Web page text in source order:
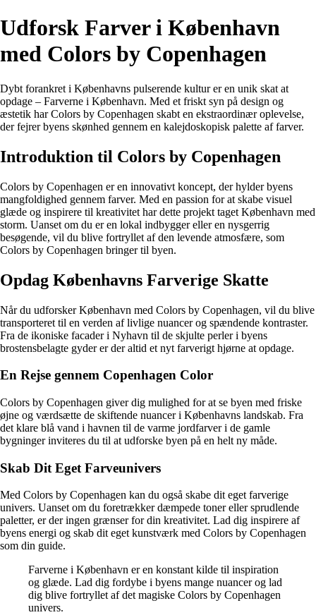
Udforsk Farver i København
med Colors by Copenhagen
Dybt forankret i Københavns pulserende kultur er en unik skat at
opdage – Farverne i København. Med et friskt syn på design og
æstetik har Colors by Copenhagen skabt en ekstraordinær oplevelse,
der fejrer byens skønhed gennem en kalejdoskopisk palette af farver.
Introduktion til Colors by Copenhagen
Colors by Copenhagen er en innovativt koncept, der hylder byens
mangfoldighed gennem farver. Med en passion for at skabe visuel
glæde og inspirere til kreativitet har dette projekt taget København med
storm. Uanset om du er en lokal indbygger eller en nysgerrig
besøgende, vil du blive fortryllet af den levende atmosfære, som
Colors by Copenhagen bringer til byen.
Opdag Københavns Farverige Skatte
Når du udforsker København med Colors by Copenhagen, vil du blive
transporteret til en verden af ​​livlige nuancer og spændende kontraster.
Fra de ikoniske facader i Nyhavn til de skjulte perler i byens
brostensbelagte gyder er der altid et nyt farverigt hjørne at opdage.
En Rejse gennem Copenhagen Color
Colors by Copenhagen giver dig mulighed for at se byen med friske
øjne og værdsætte de skiftende nuancer i Københavns landskab. Fra
det klare blå vand i havnen til de varme jordfarver i de gamle
bygninger inviteres du til at udforske byen på en helt ny måde.
Skab Dit Eget Farveunivers
Med Colors by Copenhagen kan du også skabe dit eget farverige
univers. Uanset om du foretrækker dæmpede toner eller sprudlende
paletter, er der ingen grænser for din kreativitet. Lad dig inspirere af
byens energi og skab dit eget kunstværk med Colors by Copenhagen
som din guide.
Farverne i København er en konstant kilde til inspiration
og glæde. Lad dig fordybe i byens mange nuancer og lad
dig blive fortryllet af det magiske Colors by Copenhagen
univers.